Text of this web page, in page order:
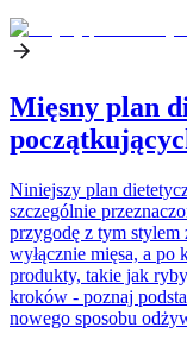
Mięsny plan
Niniejszy plan
szczególnie
przygodę z tym stylem
wyłącznie mięsa, a
produkty, takie jak
kroków - poznaj
nowego sposobu